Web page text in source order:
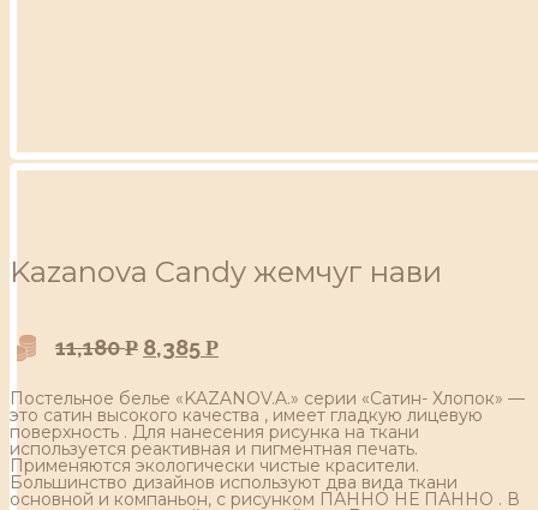
Kazanova Сandy жемчуг нави
11,180Р 8,385 Р
Постельное белье «KAZANOV.A.» серии «Сатин- Хлопок» —
это сатин высокого качества , имеет гладкую лицевую
поверхность . Для нанесения рисунка на ткани
используется реактивная и пигментная печать.
Применяются экологически чистые красители.
Большинство дизайнов используют два вида ткани
основной и компаньон, с рисунком ПАННО НЕ ПАННО . В